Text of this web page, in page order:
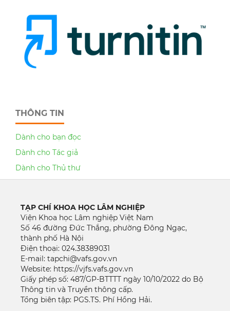
THÔNG TIN
Dành cho bạn đọc
Dành cho Tác giả
Dành cho Thủ thư
TẠP CHÍ KHOA HỌC LÂM NGHIỆP
Viện Khoa học Lâm nghiệp Việt Nam
Số 46 đường Đức Thắng, phường Đông Ngạc,
thành phố Hà Nội
Điện thoại: 024.38389031
E-mail: tapchi@vafs.gov.vn
Website: https://vjfs.vafs.gov.vn
Giấy phép số: 487/GP-BTTTT ngày 10/10/2022 do Bộ
Thông tin và Truyền thông cấp.
Tổng biên tập: PGS.TS. Phí Hồng Hải.